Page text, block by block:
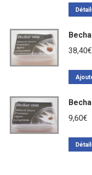
38,40€
9,60€